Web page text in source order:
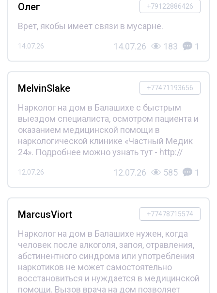
+79122886426
Олег
Врет, якобы имеет связи в мусарне.
14.07.26 14.07.26 183 1
+77471193656
MelvinSlake
Нарколог на дом в Балашихе с быстрым
выездом специалиста, осмотром пациента и
оказанием медицинской помощи в
наркологической клинике «Частный Медик
24». Подробнее можно узнать тут - http://
12.07.26 12.07.26 585 1
+77478715574
MarcusViort
Нарколог на дом в Балашихе нужен, когда
человек после алкоголя, запоя, отравления,
абстинентного синдрома или употребления
наркотиков не может самостоятельно
восстановиться и нуждается в медицинской
помощи. Вызов врача на дом позволяет